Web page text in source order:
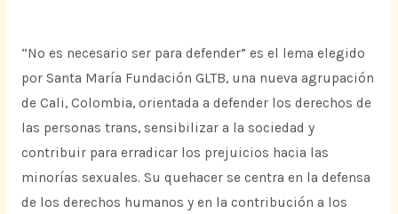
“No es necesario ser para defender” es el lema elegido
por Santa María Fundación GLTB, una nueva agrupación
de Cali, Colombia, orientada a defender los derechos de
las personas trans, sensibilizar a la sociedad y
contribuir para erradicar los prejuicios hacia las
minorías sexuales. Su quehacer se centra en la defensa
de los derechos humanos y en la contribución a los